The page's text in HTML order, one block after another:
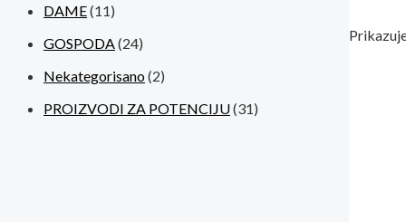
DAME(11)
GOSPODA (24)
Nekategorisano(2)
PROIZVODI ZA POTENCIJU(31)